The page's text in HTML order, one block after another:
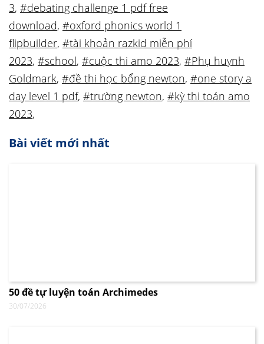
3, #debating challenge 1 pdf free
download, #oxford phonics world 1
flipbuilder, #tài khoản razkid miễn phí
2023, #school, #cuộc thi amo 2023, #Phụ huynh
Goldmark, #đề thi học bổng newton, #one story a
day level 1 pdf, #trường newton, #kỳ thi toán amo
2023,
Bài viết mới nhất
50 đề tự luyện toán Archimedes
30/07/2026